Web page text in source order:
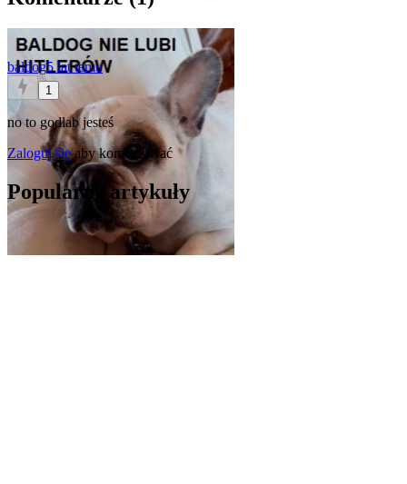
baldog5 lat temu
1
no to godlab jesteś
Zaloguj sięaby komentować
Popularne artykuły